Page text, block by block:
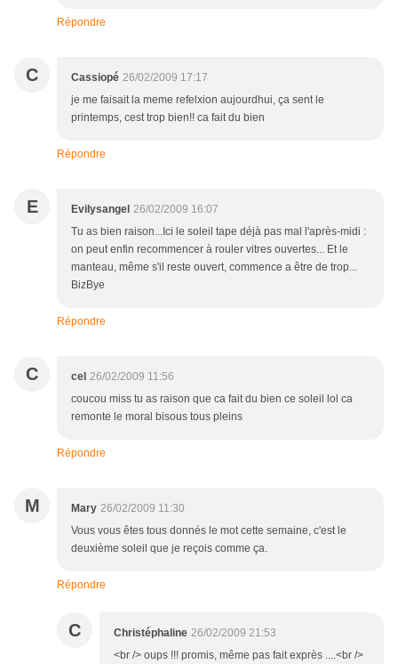
Répondre
C Cassiopé 26/02/2009 17:17
je me faisait la meme refelxion aujourdhui, ça sent le
printemps, cest trop bien!! ca fait du bien
Répondre
E Evilysangel 26/02/2009 16:07
Tu as bien raison...Ici le soleil tape déjà pas mal l'après-midi :
on peut enfin recommencer à rouler vitres ouvertes... Et le
manteau, même s'il reste ouvert, commence a être de trop...
BizBye
Répondre
C cel 26/02/2009 11:56
coucou miss tu as raison que ca fait du bien ce soleil lol ca
remonte le moral bisous tous pleins
Répondre
M Mary 26/02/2009 11:30
Vous vous êtes tous donnés le mot cette semaine, c'est le
deuxième soleil que je reçois comme ça.
Répondre
C Christéphaline 26/02/2009 21:53
<br /> oups !!! promis, même pas fait exprès ....<br />